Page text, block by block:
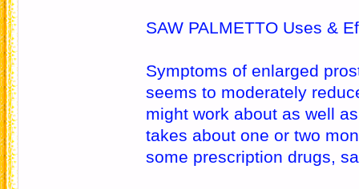
SAW PALMETTO Uses &
Symptoms of enlarged
seems to moderately
might work about as well
takes about one or two
some prescription drugs,